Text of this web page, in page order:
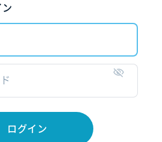
ン
ログイン